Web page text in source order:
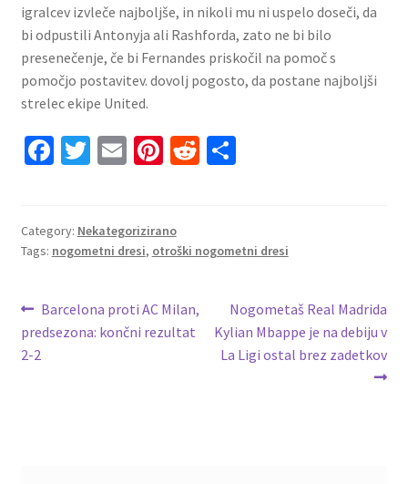
igralcev izvleče najboljše, in nikoli mu ni uspelo doseči, da
bi odpustili Antonyja ali Rashforda, zato ne bi bilo
presenečenje, če bi Fernandes priskočil na pomoč s
pomočjo postavitev. dovolj pogosto, da postane najboljši
strelec ekipe United.
Fa
o
o
T
er
E
l
Pi
es
t
R
t
S
e
Category: Nekategorizirano
Tags: nogometni dresi, otroški nogometni dresi
Navigacija
prispevka
Previous
post:
Barcelona proti AC Milan,
predsezona: končni rezultat
2-2
Next
post:
Nogometaš Real Madrida
Kylian Mbappe je na debiju v
La Ligi ostal brez zadetkov